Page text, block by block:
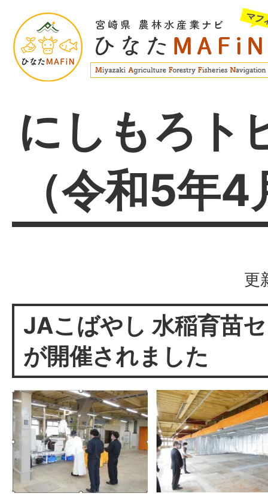
にしもろト
（令和5年4
更
JAこばやし 水稲育苗
が開催されました